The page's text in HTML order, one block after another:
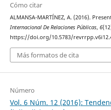
Cómo citar
ALMANSA-MARTÍNEZ, A. (2016).
Internacional De Relaciones Públicas, 6
https://doi.org/10.5783/
Más formatos de cita
Número
Vol. 6 Núm. 12 (2016):